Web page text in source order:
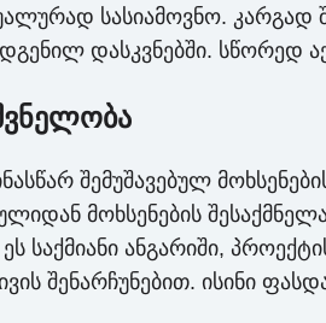
სასიამოვნო. კარგად
დასკვნებში. სწორედ
შემუშავებულ
მოხსენების
საქმიანი ანგარიში,
შენარჩუნებით. ისინი